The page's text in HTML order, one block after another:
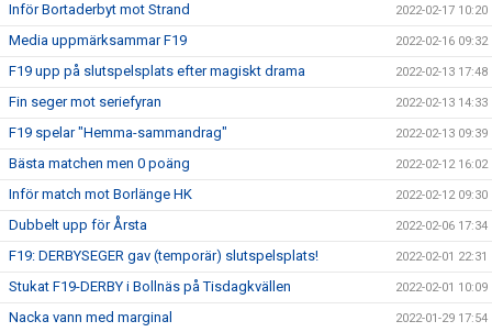
Inför Bortaderbyt mot Strand 2022-02-17 10:20
Media uppmärksammar F19 2022-02-16 09:32
F19 upp på slutspelsplats efter magiskt drama 2022-02-13 17:48
Fin seger mot seriefyran 2022-02-13 14:33
F19 spelar "Hemma-sammandrag" 2022-02-13 09:39
Bästa matchen men 0 poäng 2022-02-12 16:02
Inför match mot Borlänge HK 2022-02-12 09:30
Dubbelt upp för Årsta 2022-02-06 17:34
F19: DERBYSEGER gav (temporär) slutspelsplats! 2022-02-01 22:31
Stukat F19-DERBY i Bollnäs på Tisdagkvällen 2022-02-01 10:09
Nacka vann med marginal 2022-01-29 17:54